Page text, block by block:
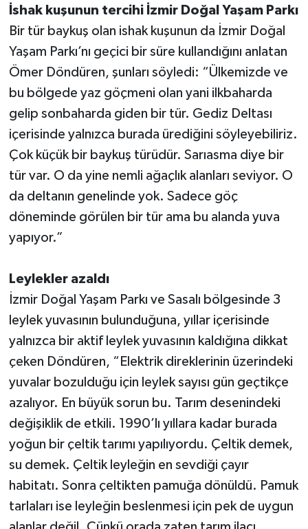
İshak kuşunun tercihi İzmir Doğal Yaşam Parkı
Bir tür baykuş olan ishak kuşunun da İzmir Doğal
Yaşam Parkı’nı geçici bir süre kullandığını anlatan
Ömer Döndüren, şunları söyledi: “Ülkemizde ve
bu bölgede yaz göçmeni olan yani ilkbaharda
gelip sonbaharda giden bir tür. Gediz Deltası
içerisinde yalnızca burada ürediğini söyleyebiliriz.
Çok küçük bir baykuş türüdür. Sarıasma diye bir
tür var. O da yine nemli ağaçlık alanları seviyor. O
da deltanın genelinde yok. Sadece göç
döneminde görülen bir tür ama bu alanda yuva
yapıyor.”
Leylekler azaldı
İzmir Doğal Yaşam Parkı ve Sasalı bölgesinde 3
leylek yuvasının bulunduğuna, yıllar içerisinde
yalnızca bir aktif leylek yuvasının kaldığına dikkat
çeken Döndüren, “Elektrik direklerinin üzerindeki
yuvalar bozulduğu için leylek sayısı gün geçtikçe
azalıyor. En büyük sorun bu. Tarım desenindeki
değişiklik de etkili. 1990’lı yıllara kadar burada
yoğun bir çeltik tarımı yapılıyordu. Çeltik demek,
su demek. Çeltik leyleğin en sevdiği çayır
habitatı. Sonra çeltikten pamuğa dönüldü. Pamuk
tarlaları ise leyleğin beslenmesi için pek de uygun